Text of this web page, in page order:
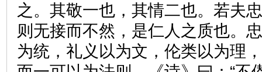
之。其敬一也，其情二也。若夫
则无接而不然，是仁人之质也。
为统，礼义以为文，伦类以为理